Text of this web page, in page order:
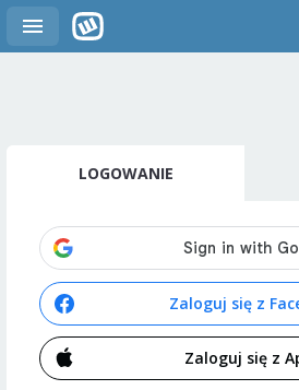
LOGOWANIE
Zaloguj się z
Zaloguj się z